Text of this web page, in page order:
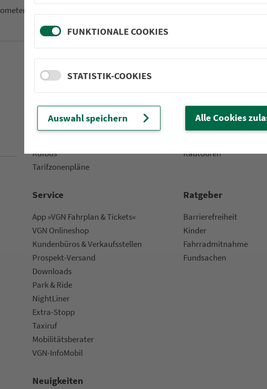
130 Ver­kehrs­un­ter­neh­men. 1.100 Linien.
Netz & Fahrpläne
AST-Aus­hang­fahr­plä­ne
Rufbus
Ta­rif­zo­nen­plä­ne
Frei­zeit-Tipps
Wandern
Radtouren
Service
App »VGN Fahrplan & Tickets«
VGN On­line­shop
Kun­den­bü­ros & Ver­kaufs­stel­len
Prospekt-Versand
Downloads
Park & Ride
NightLiner
Extra-Stopp
Taxiruf
Mo­bi­li­täts­be­ra­ter
VGN-InfoMobil
Rat­ge­ber
Bar­ri­e­re­frei­heit
Kinder
Fahr­rad­mit­nah­me
Fund­sachen
Neuigkeiten
FUNKTIONALE COOKIES
STATISTIK-COOKIES
Auswahl speichern Alle Cookies